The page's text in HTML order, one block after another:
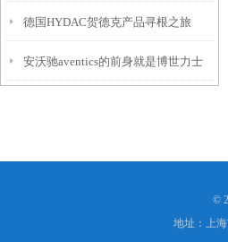
体应用有哪些？
德国HYDAC贺德克产品寻根之旅
安沃驰aventics的前身就是博世力士
©
地址：上